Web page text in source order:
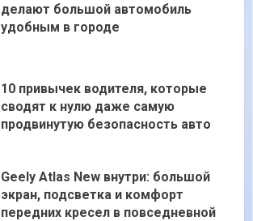
делают большой автомобиль
удобным в городе
10 привычек водителя, которые
сводят к нулю даже самую
продвинутую безопасность авто
Geely Atlas New внутри: большой
экран, подсветка и комфорт
передних кресел в повседневной